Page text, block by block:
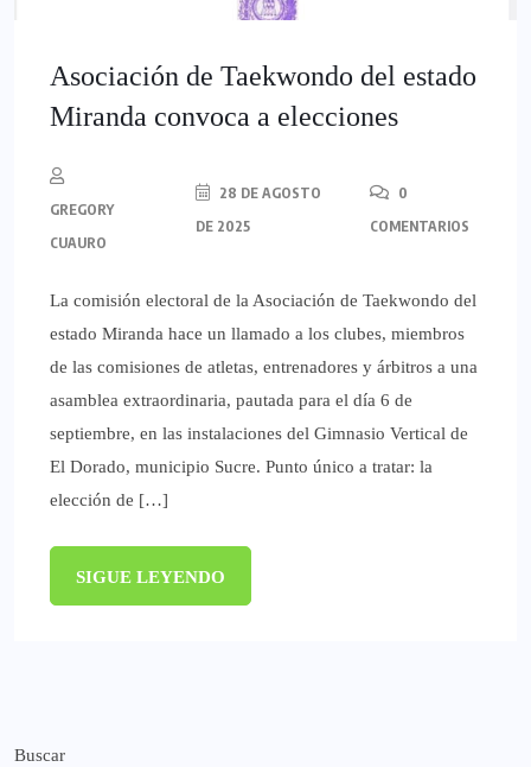
Asociación de Taekwondo del estado
Miranda convoca a elecciones
GREGORY
CUAURO
28 DE AGOSTO
DE 2025
0
COMENTARIOS
La comisión electoral de la Asociación de Taekwondo del
estado Miranda hace un llamado a los clubes, miembros
de las comisiones de atletas, entrenadores y árbitros a una
asamblea extraordinaria, pautada para el día 6 de
septiembre, en las instalaciones del Gimnasio Vertical de
El Dorado, municipio Sucre. Punto único a tratar: la
elección de […]
SIGUE LEYENDO
Buscar